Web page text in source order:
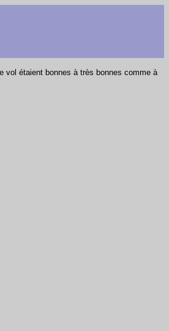
vol étaient bonnes à très bonnes comme à